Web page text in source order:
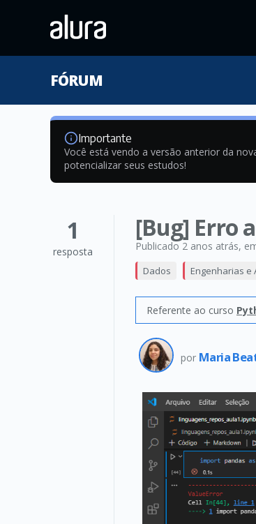
FÓRUM
Importante
Você está vendo a versão anterior da
potencializar seus estudos!
1
resposta
[Bug] Erro
Publicado 2 anos atrás,
Dados Engenharias e
Referente ao curso
por Maria